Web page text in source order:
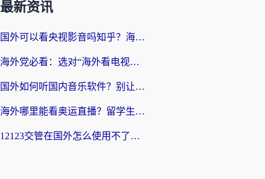
最新资讯
国外可以看央视影音吗知乎？海外党亲测有效的回国加速方案
海外党必看：选对“海外看电视剧软件”，再也不用愁国内剧刷不了
国外如何听国内音乐软件？别让地域限制，断了你的中文歌单
海外哪里能看奥运直播？留学生&海外华人必看的体育赛事观赛终极指南
12123交管在国外怎么使用不了？海外华人必看的无缝访问国内资源指南